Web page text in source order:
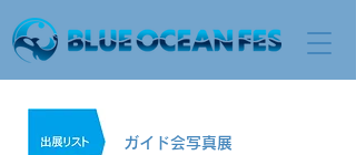
ガイド会写真展